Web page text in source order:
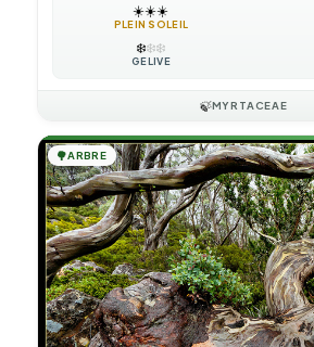
☀️☀️☀️
PLEIN SOLEIL
❄️❄️❄️
GÉLIVE
🍃MYRTACEAE
🌳ARBRE